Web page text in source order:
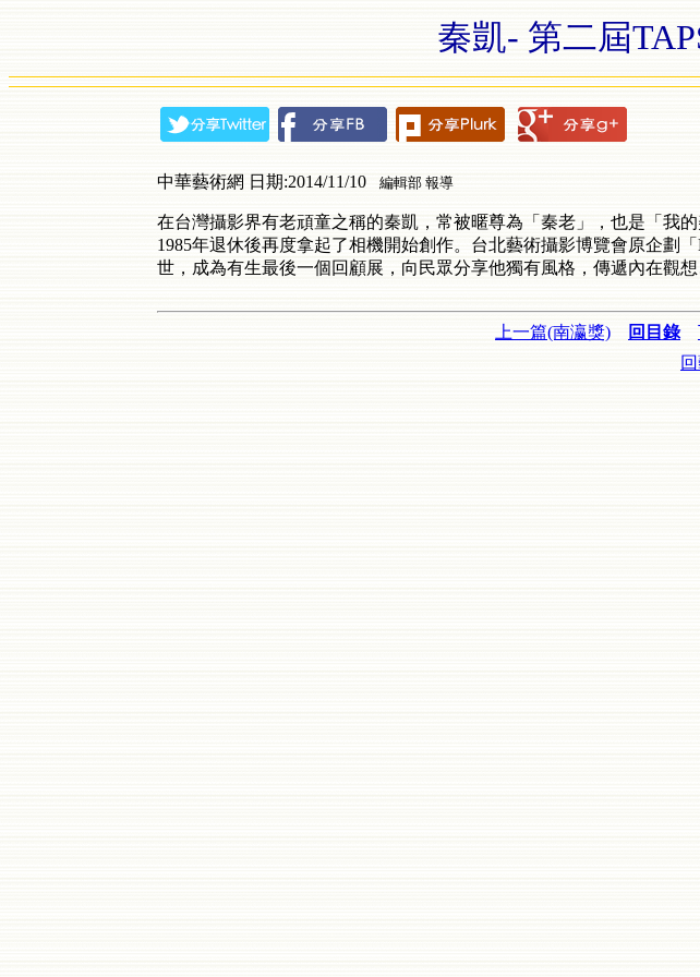
秦凱- 第二屆
中華藝術網 日期:2014/11/10 編輯部 報導
在台灣攝影界有老頑童之稱的秦凱，常被暱尊為「秦老」，也是「我
1985年退休後再度拿起了相機開始創作。台北藝術攝影博覽會原企劃
世，成為有生最後一個回顧展，向民眾分享他獨有風格，傳遞內在觀
上一篇(南瀛獎) 回目錄